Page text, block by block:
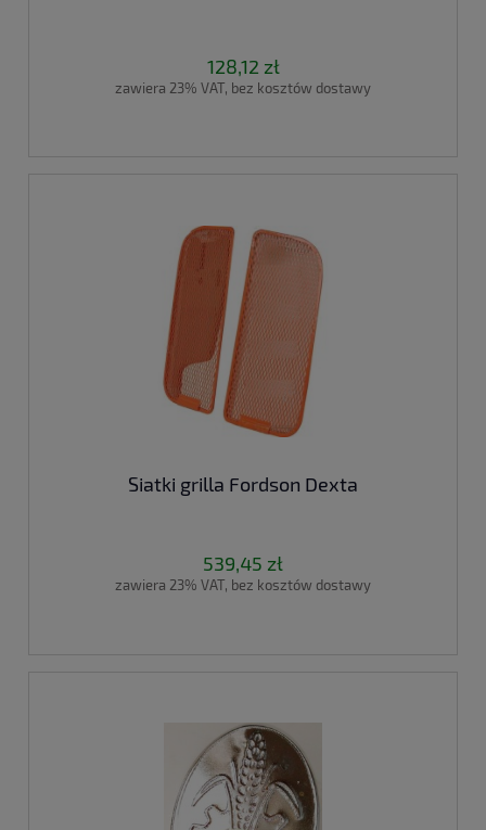
128,12 zł
zawiera 23% VAT, bez kosztów dostawy
Siatki grilla Fordson Dexta
539,45 zł
zawiera 23% VAT, bez kosztów dostawy